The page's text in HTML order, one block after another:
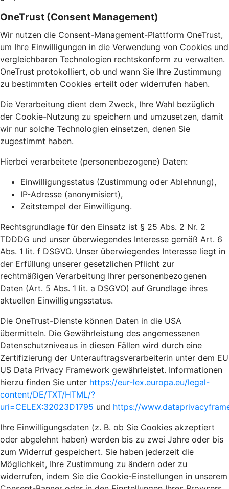
OneTrust (Consent Management)
Wir nutzen die Consent-Management-Plattform OneTrust,
um Ihre Einwilligungen in die Verwendung von Cookies und
vergleichbaren Technologien rechtskonform zu verwalten.
OneTrust protokolliert, ob und wann Sie Ihre Zustimmung
zu bestimmten Cookies erteilt oder widerrufen haben.
Die Verarbeitung dient dem Zweck, Ihre Wahl bezüglich
der Cookie-Nutzung zu speichern und umzusetzen, damit
wir nur solche Technologien einsetzen, denen Sie
zugestimmt haben.
Hierbei verarbeitete (personenbezogene) Daten:
Einwilligungsstatus (Zustimmung oder Ablehnung),
IP-Adresse (anonymisiert),
Zeitstempel der Einwilligung.
Rechtsgrundlage für den Einsatz ist § 25 Abs. 2 Nr. 2
TDDDG und unser überwiegendes Interesse gemäß Art. 6
Abs. 1 lit. f DSGVO. Unser überwiegendes Interesse liegt in
der Erfüllung unserer gesetzlichen Pflicht zur
rechtmäßigen Verarbeitung Ihrer personenbezogenen
Daten (Art. 5 Abs. 1 lit. a DSGVO) auf Grundlage ihres
aktuellen Einwilligungsstatus.
Die OneTrust-Dienste können Daten in die USA
übermitteln. Die Gewährleistung des angemessenen
Datenschutzniveaus in diesen Fällen wird durch eine
Zertifizierung der Unterauftragsverarbeiterin unter dem EU
US Data Privacy Framework gewährleistet. Informationen
hierzu finden Sie unter https://eur-lex.europa.eu/legal-
content/DE/TXT/HTML/?
uri=CELEX:32023D1795 und https://
Ihre Einwilligungsdaten (z. B. ob Sie Cookies akzeptiert
oder abgelehnt haben) werden bis zu zwei Jahre oder bis
zum Widerruf gespeichert. Sie haben jederzeit die
Möglichkeit, Ihre Zustimmung zu ändern oder zu
widerrufen, indem Sie die Cookie-Einstellungen in unserem